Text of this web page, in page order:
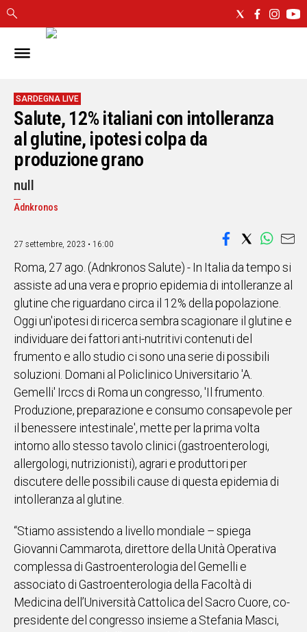
IN
CAGLIARI
SASSARI
NUORO
ORISTANO
SULCIS
GALLURA
OGLIASTRA
ALTRE
NOTIZIE
POLITICA
IN
ITALIA
NEL
MONDO
SPORT
EVENTI
STORIE
VIDEO
UNISCITI
AL CANALE
WHATSAPP
SARDEGNA LIVE
Salute, 12% italiani con intolleranza
al glutine, ipotesi colpa da
produzione grano
null
Adnkronos
27 settembre, 2023 • 16:00
Roma, 27 ago. (Adnkronos Salute) - In Italia da tempo si
assiste ad una vera e proprio epidemia di intolleranze al
glutine che riguardano circa il 12% della popolazione.
Oggi un'ipotesi di ricerca sembra scagionare il glutine e
individuare dei fattori anti-nutritivi contenuti del
frumento e allo studio ci sono una serie di possibili
soluzioni. Domani al Policlinico Universitario 'A.
Gemelli' Irccs di Roma un congresso, 'Il frumento.
Produzione, preparazione e consumo consapevole per
il benessere intestinale', mette per la prima volta
intorno allo stesso tavolo clinici (gastroenterologi,
allergologi, nutrizionisti), agrari e produttori per
discutere delle possibili cause di questa epidemia di
intolleranza al glutine.
“Stiamo assistendo a livello mondiale – spiega
Giovanni Cammarota, direttore della Unità Operativa
complessa di Gastroenterologia del Gemelli e
associato di Gastroenterologia della Facoltà di
Medicina dell’Università Cattolica del Sacro Cuore, co-
presidente del congresso insieme a Stefania Masci,